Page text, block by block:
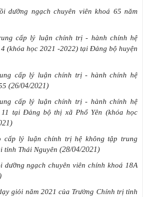
dưỡng ngạch chuyên viên khoá 65 năm
cấp lý luận chính trị - hành chính hệ
(khóa học 2021 -2022) tại Đảng bộ huyện
cấp lý luận chính trị - hành chính hệ
(26/04/2021)
cấp lý luận chính trị - hành chính hệ
tại Đảng bộ thị xã Phổ Yên (khóa học
cấp lý luận chính trị hệ không tập trung
tỉnh Thái Nguyên (28/04/2021)
dưỡng ngạch chuyên viên chính khoá 18A
giỏi năm 2021 của Trường Chính trị tỉnh